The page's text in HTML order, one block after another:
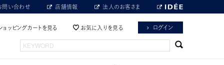
問い合わせ 店舗情報 法人のお客さま
ョッピングカートを見る お気に入りを見る ログイン